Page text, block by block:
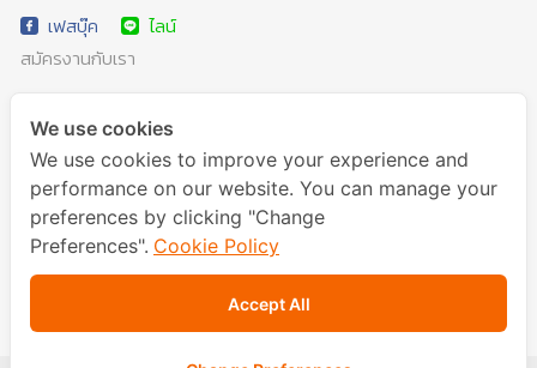
เฟสบุ๊ค
ไลน์
สมัครงานกับเรา
สอนการพูดภาษาอังกฤษ พัฒนาการพูดอังกฤษของคุณได้ทุกวัน เพิ่ม
เติมความรู้ภาษาอังกฤษในชีวิตประจำวันที่น่าสนใจ นำไปใช้ได้จริงทุกที่
อ่านบทความภาษาอังกฤษคุณภาพเยี่ยมได้ที่นี่
We use cookies
We use cookies to improve your experience and
performance on our website. You can manage your
preferences by clicking "Change
Preferences". Cookie Policy
Accept All